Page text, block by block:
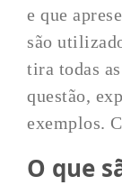
e que
são
tira todas
questão,
exemplos.
O que